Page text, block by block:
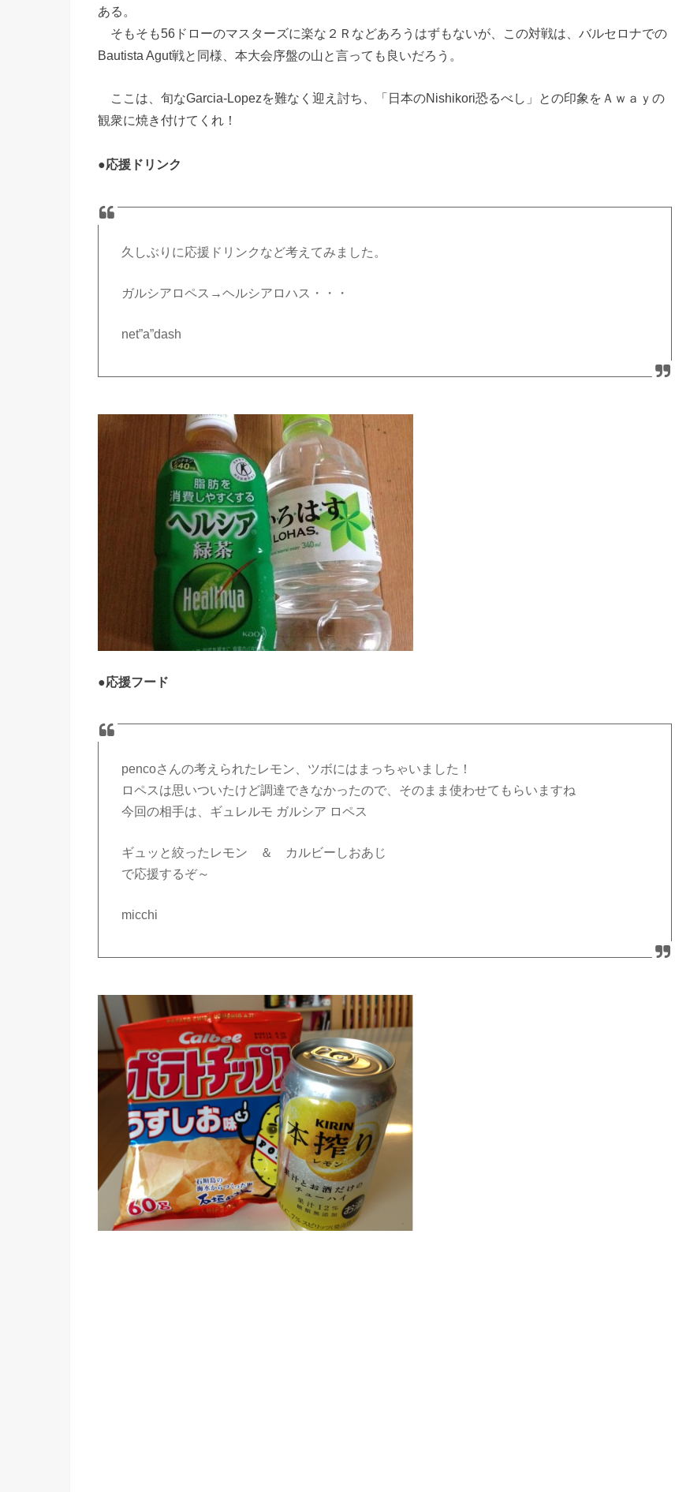
ある。
そもそも56ドローのマスターズに楽な２Ｒなどあろうはずもないが、この対戦は、バルセロナでの
Bautista Agut戦と同様、本大会序盤の山と言っても良いだろう。
ここは、旬なGarcia-Lopezを難なく迎え討ち、「日本のNishikori恐るべし」との印象をＡｗａｙの
観衆に焼き付けてくれ！
●応援ドリンク
久しぶりに応援ドリンクなど考えてみました。
ガルシアロペス→ヘルシアロハス・・・
net”a”dash
●応援フード
pencoさんの考えられたレモン、ツボにはまっちゃいました！
ロペスは思いついたけど調達できなかったので、そのまま使わせてもらいますね
今回の相手は、ギュレルモ ガルシア ロペス
ギュッと絞ったレモン ＆ カルビーしおあじ
で応援するぞ～
micchi